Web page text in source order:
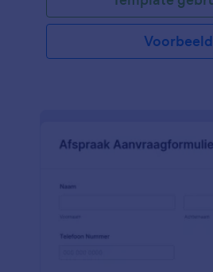
Voorbeeld